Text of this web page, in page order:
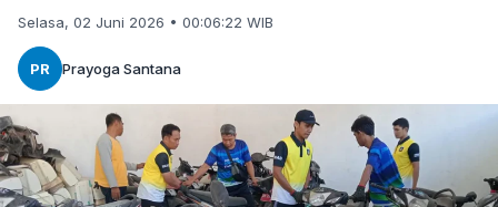
Selasa, 02 Juni 2026 • 00:06:22 WIB
PR Prayoga Santana